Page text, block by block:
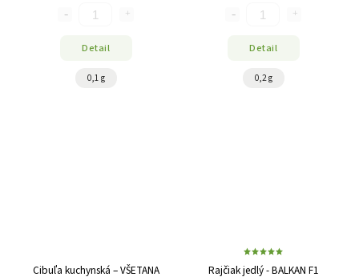
Detail
0,1 g
Detail
0,2 g
Cibuľa kuchynská – VŠETANA Rajčiak jedlý - BALKAN F1